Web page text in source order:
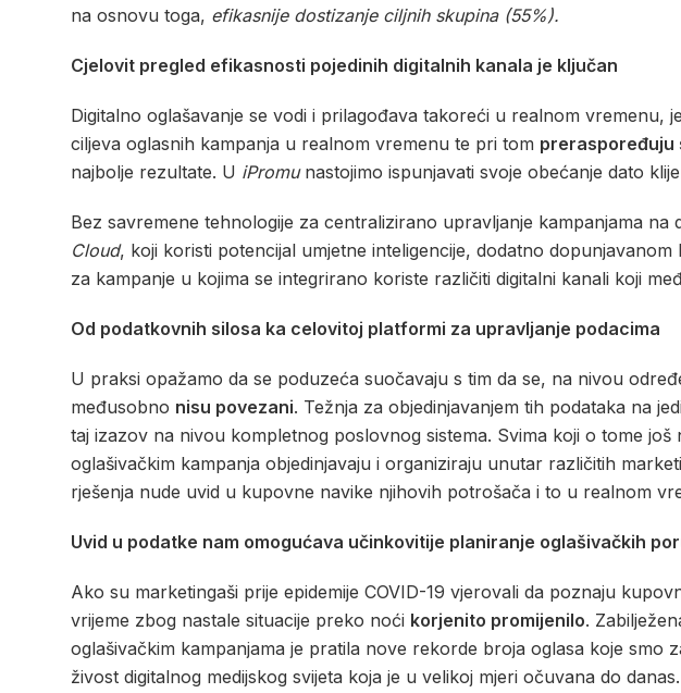
na osnovu toga, efikasnije dostizanje ciljnih skupina (55%).
Cjelovit pregled efikasnosti pojedinih digitalnih kanala je ključan
Digitalno oglašavanje se vodi i prilagođava takoreći u realnom vremenu,
ciljeva oglasnih kampanja u realnom vremenu te pri tom preraspoređuju
najbolje rezultate. U iPromunastojimo ispunjavati svoje obećanje dato
Bez savremene tehnologije za centralizirano upravljanje kampanjama na
Cloud, koji koristi potencijal umjetne inteligencije, dodatno
za kampanje u kojima se integrirano koriste različiti digitalni kanali koji
Od podatkovnih silosa ka celovitoj platformi za upravljanje podacima
U praksi opažamo da se poduzeća suočavaju s tim da se, na nivou
međusobno nisu povezani. Težnja za objedinjavanjem tih podataka na
taj izazov na nivou kompletnog poslovnog sistema. Svima koji o tome još
oglašivačkim kampanja objedinjavaju i organiziraju unutar različitih
rješenja nude uvid u kupovne navike njihovih potrošača i to u realnom
Uvid u podatke nam omogućava učinkovitije planiranje oglašivačkih
Ako su marketingaši prije epidemije COVID-19 vjerovali da poznaju
vrijeme zbog nastale situacije preko noći korjenito promijenilo.
oglašivačkim kampanjama je pratila nove rekorde broja oglasa koje smo
živost digitalnog medijskog svijeta koja je u velikoj mjeri očuvana do